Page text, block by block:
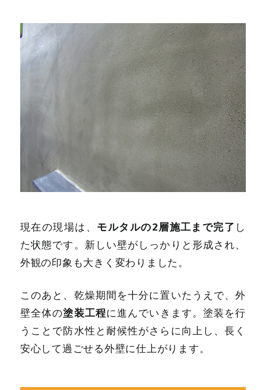
現在の現場は、 モルタルの2層施工まで完了 し
た状態です。新しい壁がしっかりと形成され、
外観の印象も大きく変わりました。
このあと、乾燥期間を十分に置いたうえで、外
壁全体の塗装工程に進んでいきます。塗装を行
うことで防水性と耐候性がさらに向上し、長く
安心して過ごせる外壁に仕上がります。